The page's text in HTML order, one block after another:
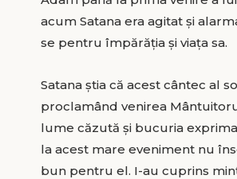
acum Satana era agitat și
se pentru împărăția și viața sa.
Satana știa că acest cântec al
proclamând venirea
lume căzută și bucuria
la acest mare eveniment nu
bun pentru el. I-au cuprins